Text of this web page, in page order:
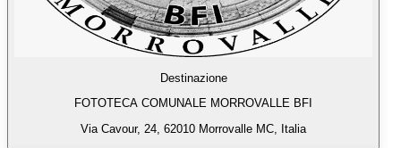
Destinazione
FOTOTECA COMUNALE MORROVALLE BFI
Via Cavour, 24, 62010 Morrovalle MC, Italia